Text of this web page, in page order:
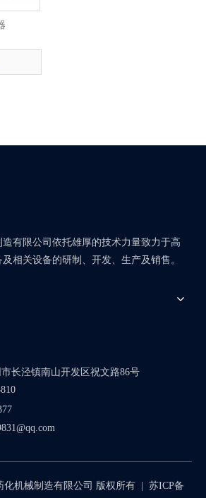
有限公司依托雄厚的技术力量致力于高
相关设备的研制、开发、生产及销售。
长泾镇南山开发区祝文路86号
化机械制造有限公司 版权所有 | 苏ICP备